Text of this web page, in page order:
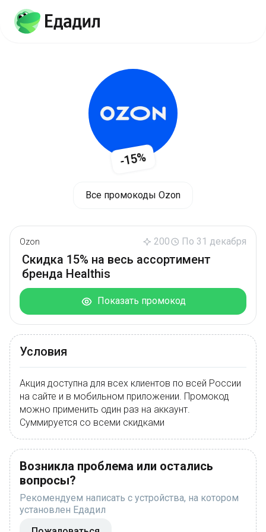
-15%
Все промокоды Ozon
Ozon 200 По 31 декабря
Скидка 15% на весь ассортимент
бренда Healthis
Показать промокод
Условия
Акция доступна для всех клиентов по всей России
на сайте и в мобильном приложении. Промокод
можно применить один раз на аккаунт.
Суммируется со всеми скидками
Возникла проблема или остались
вопросы?
Рекомендуем написать с устройства, на котором
установлен Едадил